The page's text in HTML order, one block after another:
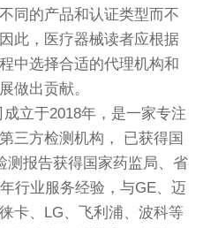
同的产品和认证类型而不
此，医疗器械读者应根据
中选择合适的代理机构和
做出贡献。
立于2018年，是一家专注
三方检测机构， 已获得国
测报告获得国家药监局、省
行业服务经验，与GE、迈
卡、LG、飞利浦、波科等